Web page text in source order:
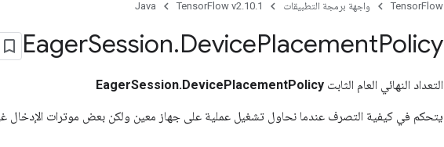
TensorFlow واجهة برمجة التطبيقات TensorFlow v2.10.1
Java
EagerSession.DevicePlacementPolicy
التعداد النهائي العام الثابت EagerSession.DevicePlacementPolicy
يتحكم في كيفية التصرف عندما نحاول تشغيل عملية على جهاز معين ولكن بعض موترات الإدخال